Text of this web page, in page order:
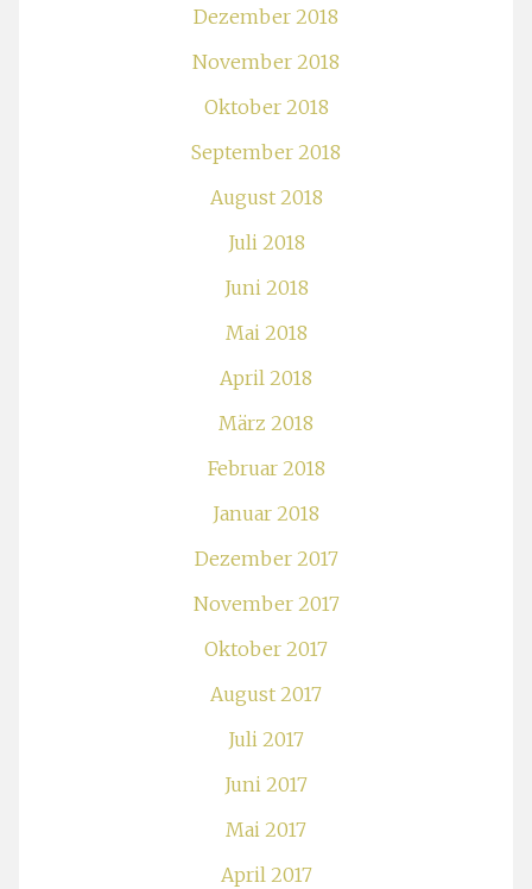
Dezember 2018
November 2018
Oktober 2018
September 2018
August 2018
Juli 2018
Juni 2018
Mai 2018
April 2018
März 2018
Februar 2018
Januar 2018
Dezember 2017
November 2017
Oktober 2017
August 2017
Juli 2017
Juni 2017
Mai 2017
April 2017